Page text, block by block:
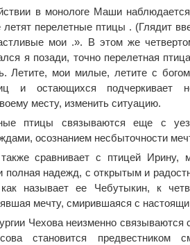
в монологе Маши наблюдается
перелетные птицы . (Глядит
мои .». В этом же
я позади, точно перелетная
Летите, мои милые, летите с
и остающихся подчеркивает
месту, изменить ситуацию.
птицы связываются еще с
осознанием несбыточности
сравнивает с птицей Ирину,
полная надежд, с открытым и
как называет ее Чебутыкин, к
мечту, смирившаяся с
Чехова неизменно связываются
становится предвестником